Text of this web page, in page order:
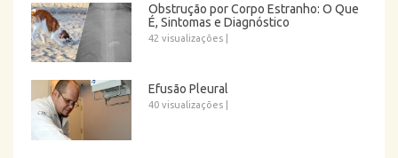
Obstrução por Corpo Estranho: O Que
É, Sintomas e Diagnóstico
42 visualizações
Efusão Pleural
40 visualizações